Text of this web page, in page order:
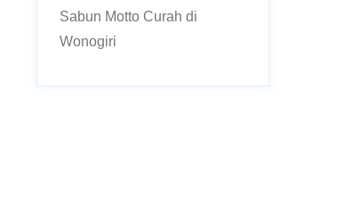
Sabun Motto Curah di
Wonogiri